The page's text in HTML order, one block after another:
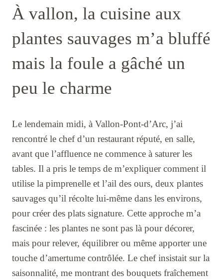
À vallon, la cuisine aux
plantes sauvages m’a bluffé
mais la foule a gâché un
peu le charme
Le lendemain midi, à Vallon-Pont-d’Arc, j’ai
rencontré le chef d’un restaurant réputé, en salle,
avant que l’affluence ne commence à saturer les
tables. Il a pris le temps de m’expliquer comment il
utilise la pimprenelle et l’ail des ours, deux plantes
sauvages qu’il récolte lui-même dans les environs,
pour créer des plats signature. Cette approche m’a
fascinée : les plantes ne sont pas là pour décorer,
mais pour relever, équilibrer ou même apporter une
touche d’amertume contrôlée. Le chef insistait sur la
saisonnalité, me montrant des bouquets fraîchement